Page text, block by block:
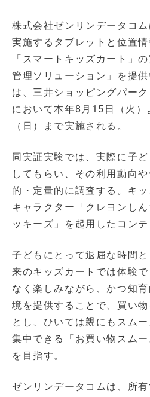
株式会社ゼンリンデータコ
実施するタブレットと位置
「スマートキッズカート」
管理ソリューション」を提
は、三井ショッピングパー
において本年8月15日（火）
（日）まで実施される。
同実証実験では、実際に子
してもらい、その利用動向
的・定量的に調査する。キ
キャラクター「クレヨンし
ッキーズ」を起用したコンテ
子どもにとって退屈な時間
来のキッズカートでは体験
なく楽しみながら、かつ知
境を提供することで、買い物
とし、ひいては親にもスム
集中できる「お買い物スム
を目指す。
ゼンリンデータコムは、所